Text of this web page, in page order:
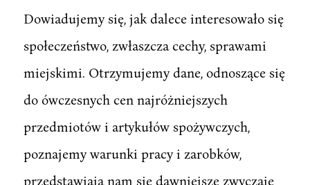
Dowiadujemy się, jak dalece interesowało się
społeczeństwo, zwłaszcza cechy, sprawami
miejskimi. Otrzymujemy dane, odnoszące się
do ówczesnych cen najróżniejszych
przedmiotów i artykułów spożywczych,
poznajemy warunki pracy i zarobków,
przedstawiają nam się dawniejsze zwyczaje